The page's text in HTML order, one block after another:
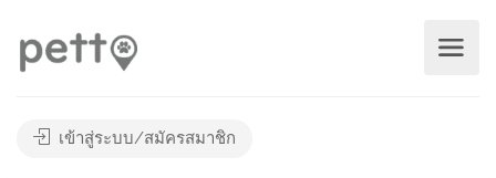
เข้าสู่ระบบ/สมัครสมาชิก